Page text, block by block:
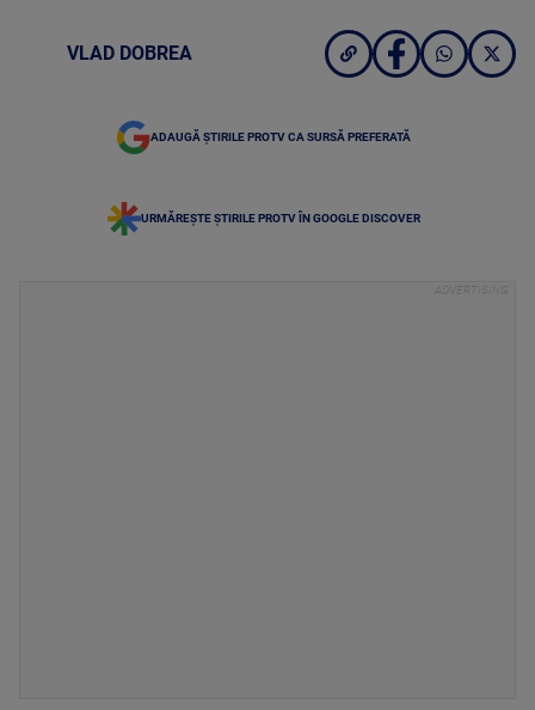
VLAD DOBREA
ADAUGĂ ȘTIRILE PROTV CA SURSĂ PREFERATĂ
URMĂREȘTE ȘTIRILE PROTV ÎN GOOGLE DISCOVER